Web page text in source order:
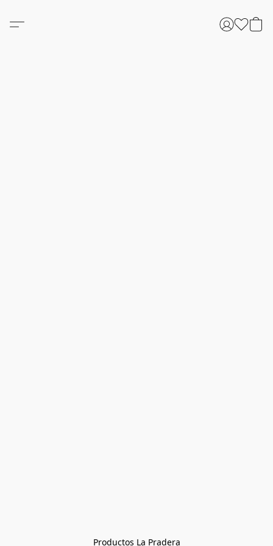
Productos La Pradera